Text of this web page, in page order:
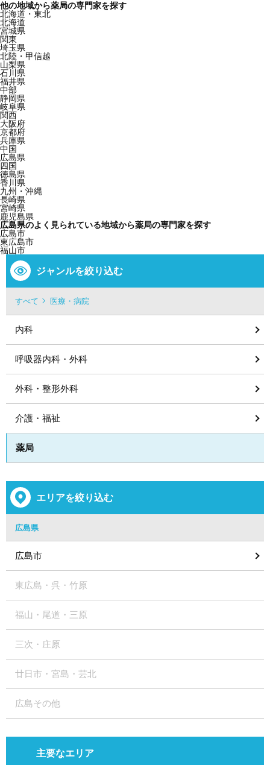
他の地域から薬局の専門家を探す
北海道・東北
北海道
宮城県
関東
埼玉県
北陸・甲信越
山梨県
石川県
福井県
中部
静岡県
岐阜県
関西
大阪府
京都府
兵庫県
中国
広島県
四国
徳島県
香川県
九州・沖縄
長崎県
宮崎県
鹿児島県
広島県のよく見られている地域から薬局の専門家を探す
広島市
東広島市
福山市
ジャンルを絞り込む
すべて 医療・病院
内科
呼吸器内科・外科
外科・整形外科
介護・福祉
薬局
エリアを絞り込む
広島県
広島市
東広島・呉・竹原
福山・尾道・三原
三次・庄原
廿日市・宮島・芸北
広島その他
主要なエリア